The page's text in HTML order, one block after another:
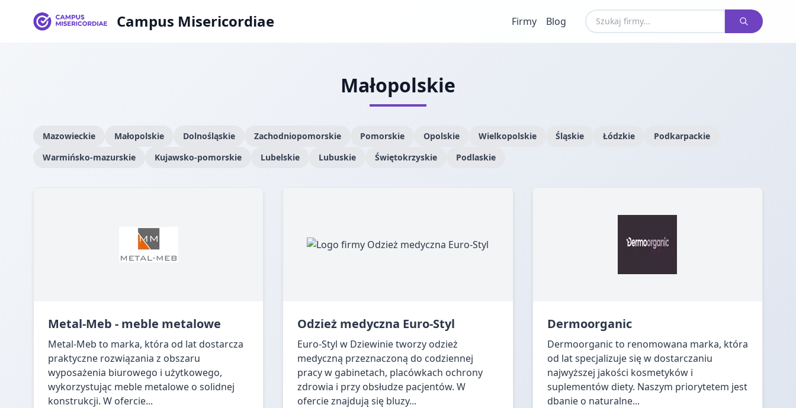
Campus Misericordiae Firmy Blog
Małopolskie
Mazowieckie Małopolskie Dolnośląskie Zachodniopomorskie Pomorskie Opolskie Wielkopolskie Śląskie Łódzkie
Podkarpackie
Warmińsko-mazurskie
Kujawsko-pomorskie Lubelskie Lubuskie Świętokrzyskie Podlaskie
Metal-Meb - meble metalowe
Metal-Meb to marka, która od lat dostarcza
praktyczne rozwiązania z obszaru
wyposażenia biurowego i użytkowego,
wykorzystując meble metalowe o solidnej
konstrukcji. W ofercie...
Odzież medyczna Euro-Styl
Euro-Styl w Dziewinie tworzy odzież
medyczną przeznaczoną do codziennej
pracy w gabinetach, placówkach ochrony
zdrowia i przy obsłudze pacjentów. W
ofercie znajdują się bluzy...
Dermoorganic
Dermoorganic to renomowana marka, która
od lat specjalizuje się w dostarczaniu
najwyższej jakości kosmetyków i
suplementów diety. Naszym priorytetem jest
dbanie o naturalne...